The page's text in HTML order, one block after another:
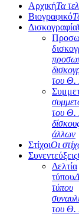
ΑρχικήΤα
Βιογραφικό
Δισκογραφία
του Θ.
του Θ.
άλλων
ΣτίχοιΟι
Συνεντεύξεις
Δελτία
τύπου
τύπου
του Θ.